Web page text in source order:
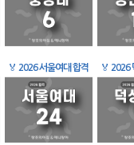
🏅 2026 서울여대 합격 🏅 2026